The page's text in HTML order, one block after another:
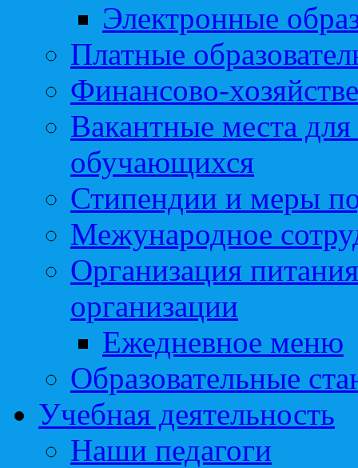
Электронные
Платные
Финансово-
Вакантные места
обучающихся
Стипендии и меры
Межународное
Организация
организации
Ежедневное меню
Образовательные
Учебная деятельность
Наши педагоги